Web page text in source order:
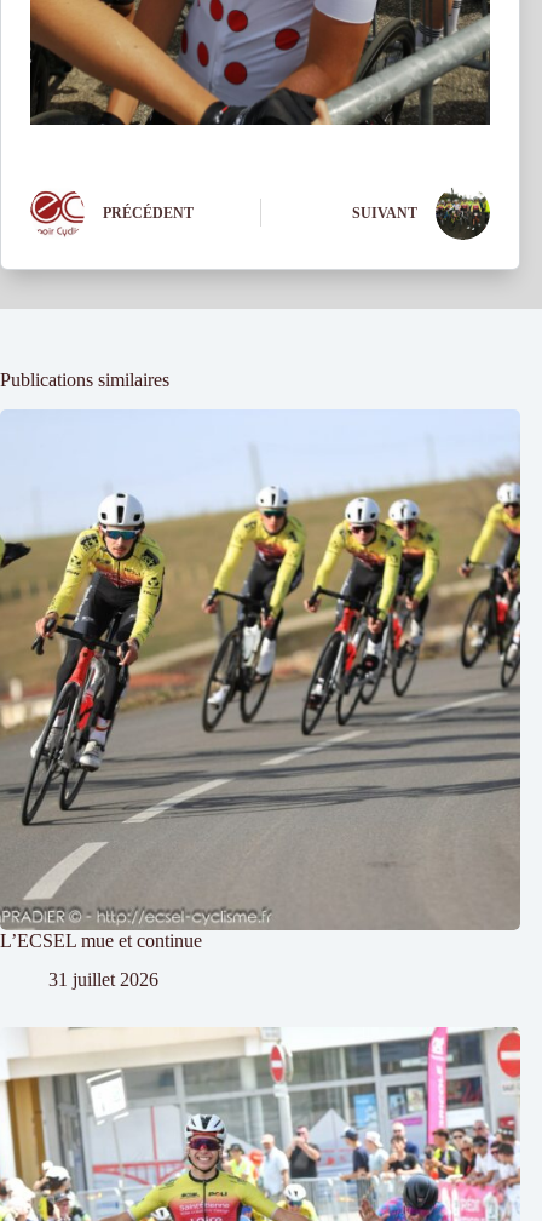
PRÉCÉDENT SUIVANT
Publications similaires
L’ECSEL mue et continue
31 juillet 2026